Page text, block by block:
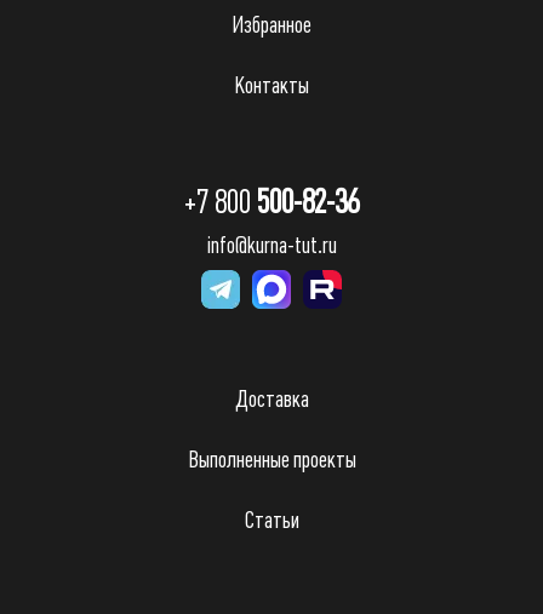
Избранное
Контакты
+7 800 500-82-36
info@kurna-tut.ru
Доставка
Выполненные проекты
Статьи